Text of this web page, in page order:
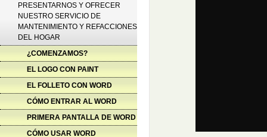
PRESENTARNOS Y OFRECER
NUESTRO SERVICIO DE
MANTENIMIENTO Y REFACCIONES
DEL HOGAR
¿COMENZAMOS?
EL LOGO CON PAINT
EL FOLLETO CON WORD
CÓMO ENTRAR AL WORD
PRIMERA PANTALLA DE WORD
CÓMO USAR WORD